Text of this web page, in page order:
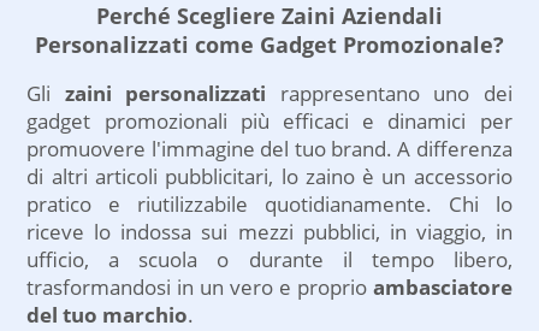
omaggi per i vostri
clienti, sono ottimi
diffusione del vostro
brand.
Perché Scegliere Zaini Aziendali
Personalizzati come Gadget Promozionale?
Gli zaini personalizzati rappresentano uno dei
gadget promozionali più efficaci e dinamici per
promuovere l'immagine del tuo brand. A differenza
di altri articoli pubblicitari, lo zaino è un accessorio
pratico e riutilizzabile quotidianamente. Chi lo
riceve lo indossa sui mezzi pubblici, in viaggio, in
ufficio, a scuola o durante il tempo libero,
trasformandosi in un vero e proprio ambasciatore
del tuo marchio.